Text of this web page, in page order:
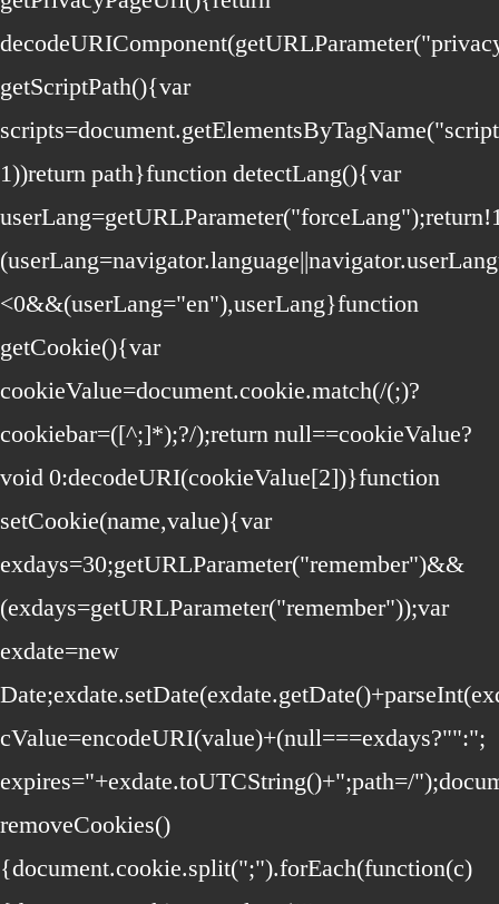
getScriptPath(){var
1))return path}function detectLang(){var
<0&&(userLang="en"),userLang}function
getCookie(){var
cookieValue=document.cookie.match(/(;)?
cookiebar=([^;]*);?/);return null==cookieValue?
void 0:decodeURI(cookieValue[2])}function
setCookie(name,value){var
exdays=30;getURLParameter("remember")&&
(exdays=getURLParameter("remember"));var
exdate=new
cValue=encodeURI(value)+(null===exdays?"":";
expires="+exdate.toUTCString()+";path=/
removeCookies()
{document.cookie.split(";").forEach(function(c)